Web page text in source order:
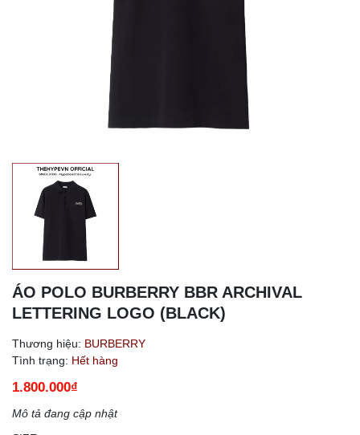
ÁO POLO BURBERRY BBR ARCHIVAL
LETTERING LOGO (BLACK)
Thương hiệu: BURBERRY
Tình trạng: Hết hàng
1.800.000₫
Mô tả đang cập nhật